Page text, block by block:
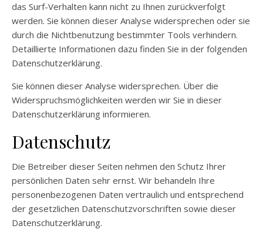
das Surf-Verhalten kann nicht zu Ihnen zurückverfolgt
werden. Sie können dieser Analyse widersprechen oder sie
durch die Nichtbenutzung bestimmter Tools verhindern.
Detaillierte Informationen dazu finden Sie in der folgenden
Datenschutzerklärung.
Sie können dieser Analyse widersprechen. Über die
Widerspruchsmöglichkeiten werden wir Sie in dieser
Datenschutzerklärung informieren.
Datenschutz
Die Betreiber dieser Seiten nehmen den Schutz Ihrer
persönlichen Daten sehr ernst. Wir behandeln Ihre
personenbezogenen Daten vertraulich und entsprechend
der gesetzlichen Datenschutzvorschriften sowie dieser
Datenschutzerklärung.